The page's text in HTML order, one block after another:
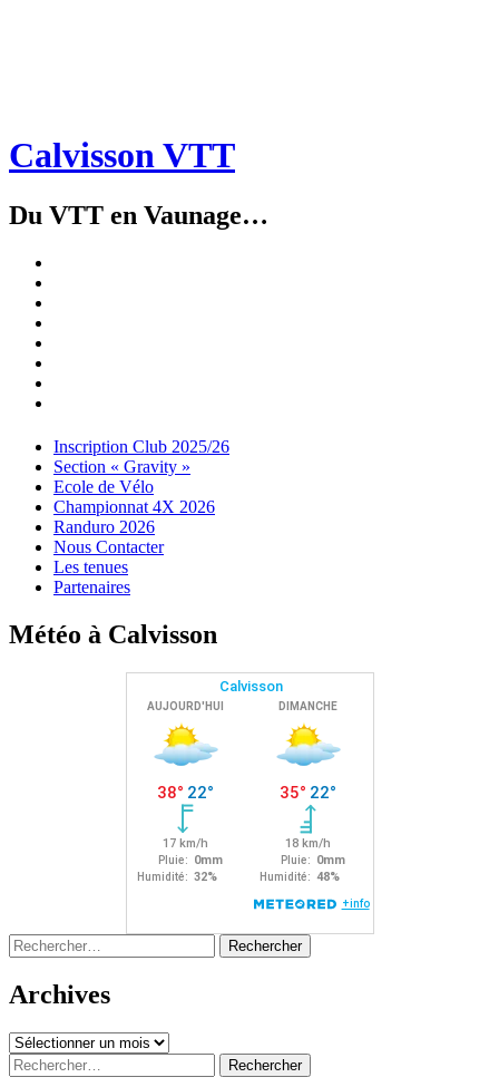
Calvisson VTT
Du VTT en Vaunage…
Menu
Widgets
Recherche
Aller
contenu
Inscription Club 2025/26
Section « Gravity »
Ecole de Vélo
Championnat 4X 2026
Randuro 2026
Nous Contacter
Les tenues
Partenaires
Météo à Calvisson
Rechercher :
Archives
Archives
Rechercher :